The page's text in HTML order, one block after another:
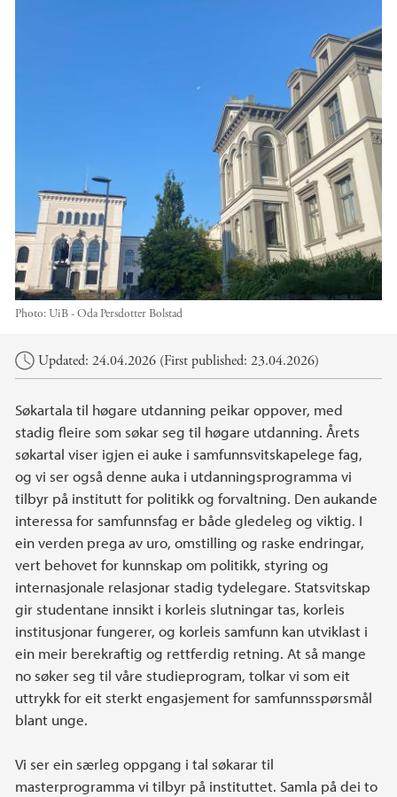
Photo:UiB - Oda Persdotter Bolstad
Main content
Updated: 24.04.2026 (First published: 23.04.2026)
Søkartala til høgare utdanning peikar oppover, med
stadig fleire som søkar seg til høgare utdanning. Årets
søkartal viser igjen ei auke i samfunnsvitskapelege fag,
og vi ser også denne auka i utdanningsprogramma vi
tilbyr på institutt for politikk og forvaltning. Den aukande
interessa for samfunnsfag er både gledeleg og viktig. I
ein verden prega av uro, omstilling og raske endringar,
vert behovet for kunnskap om politikk, styring og
internasjonale relasjonar stadig tydelegare. Statsvitskap
gir studentane innsikt i korleis slutningar tas, korleis
institusjonar fungerer, og korleis samfunn kan utviklast i
ein meir berekraftig og rettferdig retning. At så mange
no søker seg til våre studieprogram, tolkar vi som eit
uttrykk for eit sterkt engasjement for samfunnsspørsmål
blant unge.
Vi ser ein særleg oppgang i tal søkarar til
masterprogramma vi tilbyr på instituttet. Samla på dei to